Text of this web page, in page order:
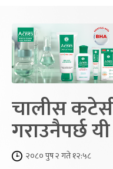
चालीस
गराउनैपर्छ
२०८० पुष २ गते १२:५८